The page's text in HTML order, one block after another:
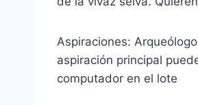
Aspiraciones:
aspiración principal
computador en el lote